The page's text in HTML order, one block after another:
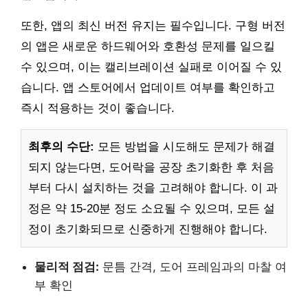
또한, 앱의 최신 버전 유지는 필수입니다. 구형 버전
의 앱은 새로운 하드웨어와 호환성 문제를 일으킬
수 있으며, 이는 캘리브레이션 실패로 이어질 수 있
습니다. 앱 스토어에서 업데이트 여부를 확인하고
즉시 적용하는 것이 좋습니다.
최후의 수단: 모든 방법을 시도해도 문제가 해결
되지 않는다면, 도어락을 공장 초기화한 후 처음
부터 다시 설치하는 것을 고려해야 합니다. 이 과
정은 약 15-20분 정도 소요될 수 있으며, 모든 설
정이 초기화되므로 신중하게 진행해야 합니다.
물리적 점검: 문틈 간격, 도어 프레임과의 마찰 여
부 확인